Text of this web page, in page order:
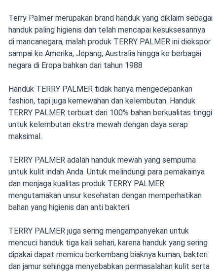
Terry Palmer merupakan brand handuk yang diklaim sebagai
handuk paling higienis dan telah mencapai kesuksesannya
di mancanegara, malah produk TERRY PALMER ini diekspor
sampai ke Amerika, Jepang, Australia hingga ke berbagai
negara di Eropa bahkan dari tahun 1988
Handuk TERRY PALMER tidak hanya mengedepankan
fashion, tapi juga kemewahan dan kelembutan. Handuk
TERRY PALMER terbuat dari 100% bahan berkualitas tinggi
untuk kelembutan ekstra mewah dengan daya serap
maksimal.
TERRY PALMER adalah handuk mewah yang sempurna
untuk kulit indah Anda. Untuk melindungi para pemakainya
dan menjaga kualitas produk TERRY PALMER
mengutamakan unsur kesehatan dengan memperhatikan
bahan yang higienis dan anti bakteri.
TERRY PALMER juga sering mengampanyekan untuk
mencuci handuk tiga kali sehari, karena handuk yang sering
dipakai dapat memicu berkembang biaknya kuman, bakteri
dan jamur sehingga menyebabkan permasalahan kulit serta